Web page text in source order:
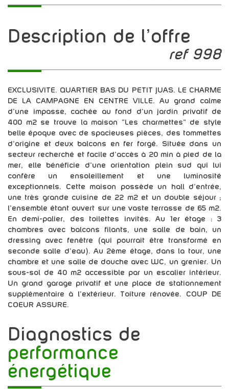
description de l'offre
ref 998
EXCLUSIVITE. QUARTIER BAS DU PETIT JUAS. LE CHARME
DE LA CAMPAGNE EN CENTRE VILLE. Au grand calme
d'une impasse, cachée au fond d'un jardin privatif de
400 m2 se trouve la maison "Les charmettes" de style
belle époque avec de spacieuses pièces, des tommettes
d'origine et deux balcons en fer forgé. Située dans un
secteur recherché et facile d'accès à 20 min à pied de la
mer, elle bénéficie d'une orientation plein sud qui lui
confère un ensoleillement et une luminosité
exceptionnels. Cette maison possède un hall d'entrée,
une très grande cuisine de 22 m2 et un double séjour ;
l'ensemble étant ouvert sur une vaste terrasse de 65 m2.
En demi-palier, des toilettes invités. Au 1er étage : 3
chambres avec balcons filants, une salle de bain, un
dressing avec fenêtre (qui pourrait être transformé en
seconde salle d'eau). Au 2ème étage, dans la tour, une
chambre et une salle de douche avec WC, un grenier. Un
sous-sol de 40 m2 accessible par un escalier intérieur.
Un grand garage privatif et une place de stationnement
supplémentaire à l'extérieur. Toiture rénovée. COUP DE
COEUR ASSURE.
diagnostics de
performance
énergétique